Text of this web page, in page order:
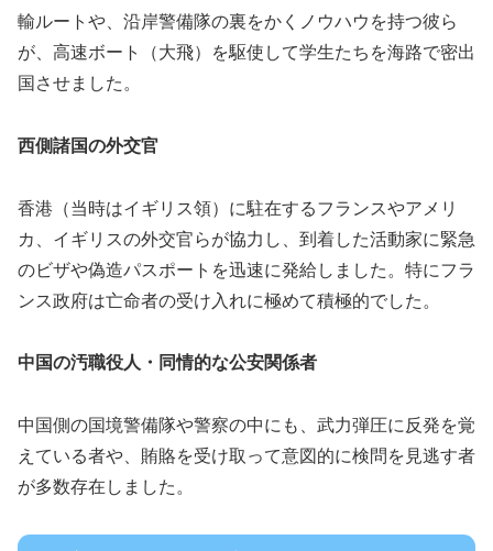
輸ルートや、沿岸警備隊の裏をかくノウハウを持つ彼ら
が、高速ボート（大飛）を駆使して学生たちを海路で密出
国させました。
西側諸国の外交官
香港（当時はイギリス領）に駐在するフランスやアメリ
カ、イギリスの外交官らが協力し、到着した活動家に緊急
のビザや偽造パスポートを迅速に発給しました。特にフラ
ンス政府は亡命者の受け入れに極めて積極的でした。
中国の汚職役人・同情的な公安関係者
中国側の国境警備隊や警察の中にも、武力弾圧に反発を覚
えている者や、賄賂を受け取って意図的に検問を見逃す者
が多数存在しました。